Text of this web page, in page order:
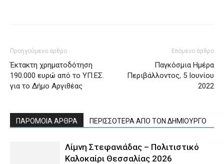
Προηγούμενο άρθρο
Έκτακτη χρηματοδότηση
190.000 ευρώ από το ΥΠ.ΕΣ.
για το Δήμο Αργιθέας
Επόμενο άρθρο
Παγκόσμια Ημέρα
Περιβάλλοντος, 5 Ιουνίου
2022
ΠΑΡΟΜΟΙΑ ΑΡΘΡΑ ΠΕΡΙΣΣΟΤΕΡΑ ΑΠΟ ΤΟΝ ΔΗΜΙΟΥΡΓΟ
Λίμνη Στεφανιάδας – Πολιτιστικό
Καλοκαίρι Θεσσαλίας 2026